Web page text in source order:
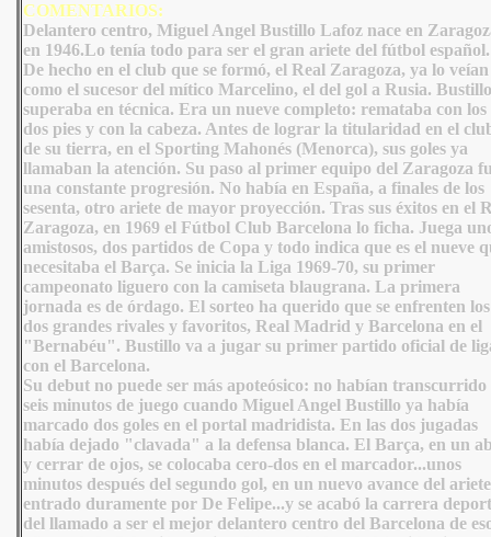
COMENTARIOS:
Delantero centro, Miguel Angel Bustillo Lafoz nace en
en 1946.Lo tenía todo para ser el gran ariete del fútbol español.
De hecho en el club que se formó, el Real Zaragoza, ya lo veían
como el sucesor del mítico Marcelino, el del gol a Rusia.
superaba en técnica. Era un nueve completo: remataba con los
dos pies y con la cabeza. Antes de lograr la titularidad en el
de su tierra, en el Sporting Mahonés (Menorca), sus goles ya
llamaban la atención. Su paso al primer equipo del Zaragoza
una constante progresión. No había en España, a finales de los
sesenta, otro ariete de mayor proyección. Tras sus éxitos en el
Zaragoza, en 1969 el Fútbol Club Barcelona lo ficha. Juega
amistosos, dos partidos de Copa y todo indica que es el nueve
necesitaba el Barça. Se inicia la Liga 1969-70, su primer
campeonato liguero con la camiseta blaugrana. La primera
jornada es de órdago. El sorteo ha querido que se enfrenten los
dos grandes rivales y favoritos, Real Madrid y Barcelona en el
"Bernabéu". Bustillo va a jugar su primer partido oficial de
con el Barcelona.
Su debut no puede ser más apoteósico: no habían transcurrido
seis minutos de juego cuando Miguel Angel Bustillo ya había
marcado dos goles en el portal madridista. En las dos jugadas
había dejado "clavada" a la defensa blanca. El Barça, en un
y cerrar de ojos, se colocaba cero-dos en el marcador...unos
minutos después del segundo gol, en un nuevo avance del
entrado duramente por De Felipe...y se acabó la carrera
del llamado a ser el mejor delantero centro del Barcelona de